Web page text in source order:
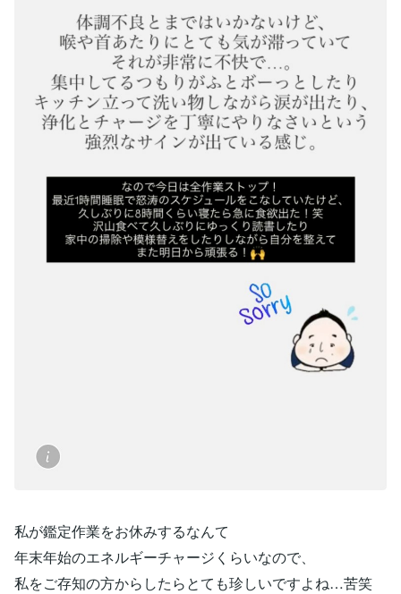
私が鑑定作業をお休みするなんて
年末年始のエネルギーチャージくらいなので、
私をご存知の方からしたらとても珍しいですよね…苦笑